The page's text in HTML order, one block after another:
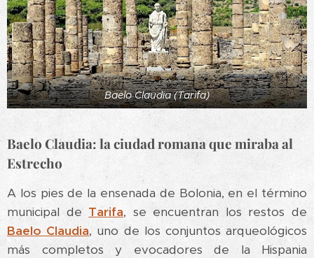
Baelo Claudia (Tarifa)
Baelo Claudia: la ciudad romana que miraba al
Estrecho
A los pies de la ensenada de Bolonia, en el término
municipal de Tarifa, se encuentran los restos de
Baelo Claudia, uno de los conjuntos arqueológicos
más completos y evocadores de la Hispania